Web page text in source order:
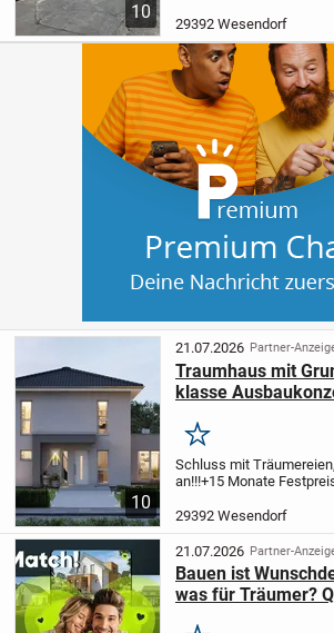
10
Sie im Bungalow 128.
Raumaufteilung kann
29392 Wesendorf
10
21.07.2026 Partner-
Traumhaus mit
klasse
Merken
Schluss mit
an!!!+15 Monate
+Finanzierung ohne
Förderung macht es
Eigenleistun...
29392 Wesendorf
21.07.2026 Partner-
Bauen ist
was für Träumer?